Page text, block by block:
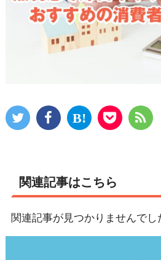
関連記事はこちら
関連記事が見つかりませんでし